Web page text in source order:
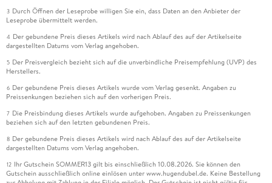
3 Durch Öffnen der Leseprobe willigen Sie ein, dass Daten an den Anbieter der
Leseprobe übermittelt werden.
4 Der gebundene Preis dieses Artikels wird nach Ablauf des auf der Artikelseite
dargestellten Datums vom Verlag angehoben.
5 Der Preisvergleich bezieht sich auf die unverbindliche Preisempfehlung (UVP) des
Herstellers.
6 Der gebundene Preis dieses Artikels wurde vom Verlag gesenkt. Angaben zu
Preissenkungen beziehen sich auf den vorherigen Preis.
7 Die Preisbindung dieses Artikels wurde aufgehoben. Angaben zu Preissenkungen
beziehen sich auf den letzten gebundenen Preis.
8 Der gebundene Preis dieses Artikels wird nach Ablauf des auf der Artikelseite
dargestellten Datums vom Verlag angehoben.
12 Ihr Gutschein SOMMER13 gilt bis einschließlich 10.08.2026. Sie können den
Gutschein ausschließlich online einlösen unter www.hugendubel.de. Keine Bestellung